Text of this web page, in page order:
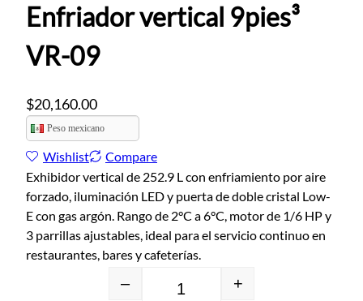
Enfriador vertical 9pies³
VR-09
$20,160.00
Peso mexicano
Wishlist
Compare
Exhibidor vertical de 252.9 L con enfriamiento por aire
forzado, iluminación LED y puerta de doble cristal Low-
E con gas argón. Rango de 2°C a 6°C, motor de 1/6 HP y
3 parrillas ajustables, ideal para el servicio continuo en
restaurantes, bares y cafeterías.
– +